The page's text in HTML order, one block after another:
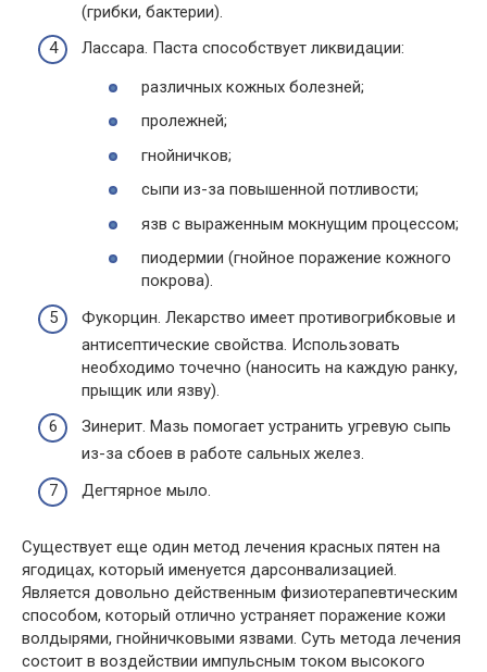
(грибки, бактерии).
Лассара. Паста способствует ликвидации:
различных кожных болезней;
пролежней;
гнойничков;
сыпи из-за повышенной потливости;
язв с выраженным мокнущим процессом;
пиодермии (гнойное поражение кожного
покрова).
Фукорцин. Лекарство имеет противогрибковые и
антисептические свойства. Использовать
необходимо точечно (наносить на каждую ранку,
прыщик или язву).
Зинерит. Мазь помогает устранить угревую сыпь
из-за сбоев в работе сальных желез.
Дегтярное мыло.
Существует еще один метод лечения красных пятен на
ягодицах, который именуется дарсонвализацией.
Является довольно действенным физиотерапевтическим
способом, который отлично устраняет поражение кожи
волдырями, гнойничковыми язвами. Суть метода лечения
состоит в воздействии импульсным током высокого